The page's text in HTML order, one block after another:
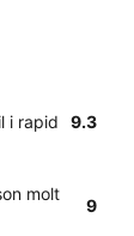
i rapid 9.3
molt
9